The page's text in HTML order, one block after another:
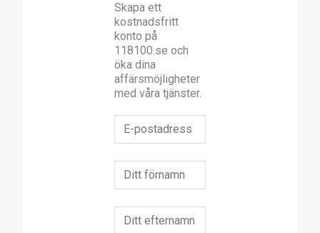
Skapa ett
kostnadsfritt
konto på
118100.se och
öka dina
affärsmöjligheter
med våra tjänster.